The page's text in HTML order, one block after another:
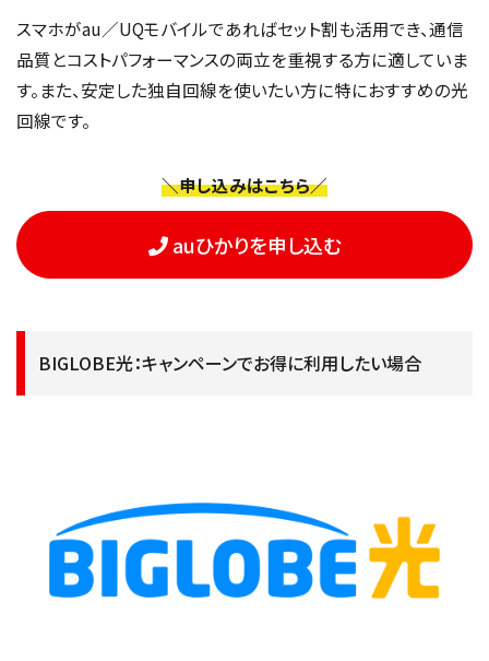
スマホがau／UQモバイルであればセット割も活用でき、通信
品質とコストパフォーマンスの両立を重視する方に適していま
す。また、安定した独自回線を使いたい方に特におすすめの光
回線です。
＼申し込みはこちら／
auひかりを申し込む
BIGLOBE光：キャンペーンでお得に利用したい場合